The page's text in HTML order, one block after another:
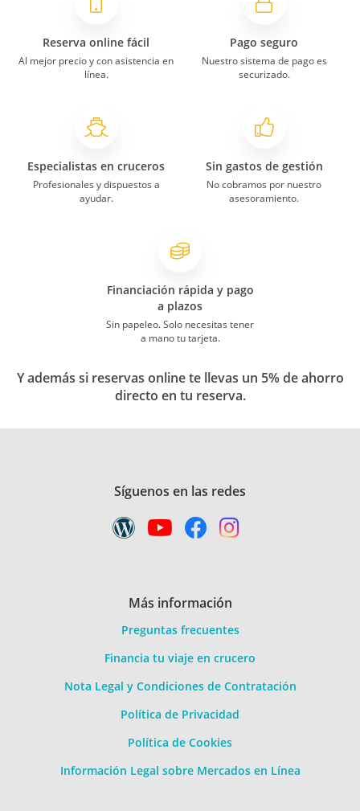
Reserva online fácil
Al mejor precio y con asistencia en
línea.
Pago seguro
Nuestro sistema de pago es
securizado.
Especialistas en cruceros
Profesionales y dispuestos a
ayudar.
Sin gastos de gestión
No cobramos por nuestro
asesoramiento.
Financiación rápida y pago
a plazos
Sin papeleo. Solo necesitas tener
a mano tu tarjeta.
Y además si reservas online te llevas un 5% de ahorro
directo en tu reserva.
Síguenos en las redes
Más información
Preguntas frecuentes
Financia tu viaje en crucero
Nota Legal y Condiciones de Contratación
Política de Privacidad
Política de Cookies
Información Legal sobre Mercados en Línea